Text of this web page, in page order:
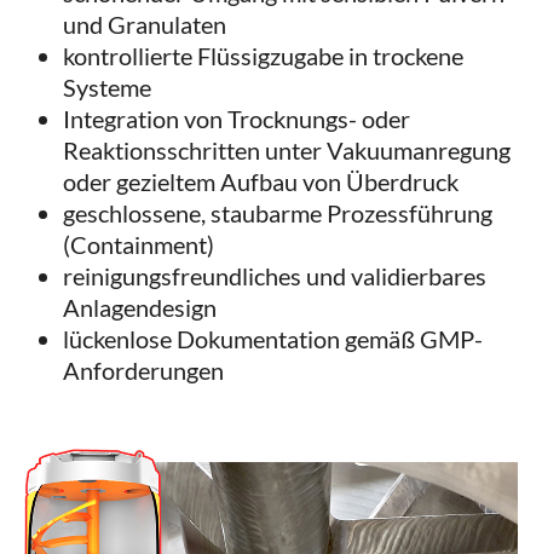
und Granulaten
kontrollierte Flüssigzugabe in trockene
Systeme
Integration von Trocknungs- oder
Reaktionsschritten unter Vakuumanregung
oder gezieltem Aufbau von Überdruck
geschlossene, staubarme Prozessführung
(Containment)
reinigungsfreundliches und validierbares
Anlagendesign
lückenlose Dokumentation gemäß GMP-
Anforderungen